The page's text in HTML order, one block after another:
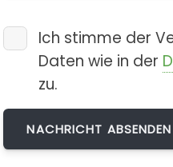
Ich stimme der
Daten wie in der
zu.